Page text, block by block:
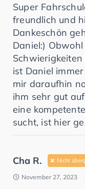
Super
freundlich und
Dankeschön
Daniel:)
ist Daniel
mir daraufhin
ihm sehr gut
eine
sucht, ist hier
Cha R. Nicht
November 27, 2023